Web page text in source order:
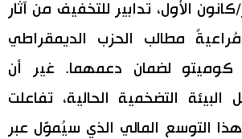
الأول، تدابير للتخفيف من آثار
مُراعيةً مطالب الحزب الديمقراطي
كوميتو لضمان دعمهما. غير أن
التضخمية الحالية، تفاعلت
التوسع المالي الذي سيُموَّل عبر